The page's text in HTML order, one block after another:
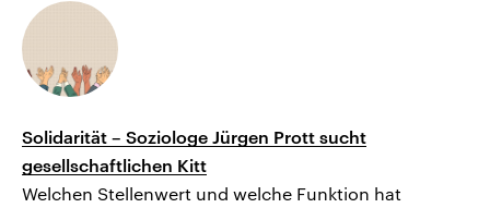
Solidarität – Soziologe Jürgen Prott sucht
gesellschaftlichen Kitt
Welchen Stellenwert und welche Funktion hat